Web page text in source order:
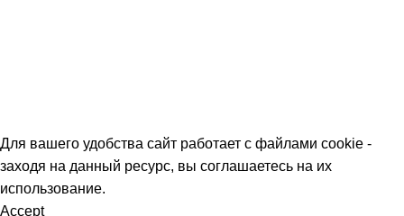
Для вашего удобства сайт работает с файлами cookie -
заходя на данный ресурс, вы соглашаетесь на их
использование.
Accept